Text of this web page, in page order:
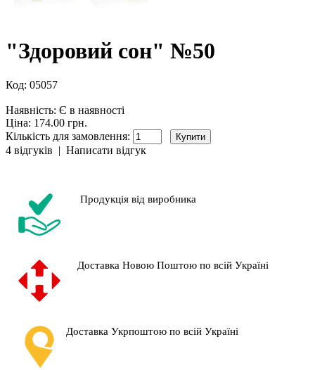
"Здоровий сон" №50
Код: 05057
Наявність: Є в наявності
Ціна: 174.00 грн.
Кількість для замовлення:
4 відгуків | Написати відгук
Продукція від виробника
Доставка Новою Поштою по всій Україні
Доставка Укрпоштою по всій Україні